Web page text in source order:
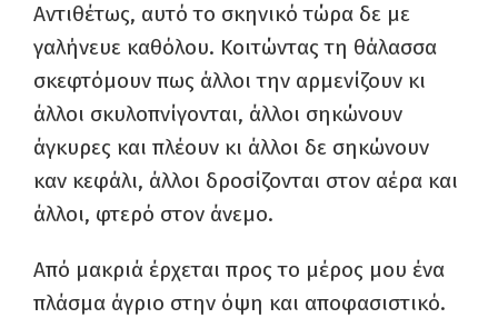
Αντιθέτως, αυτό το σκηνικό τώρα δε με
γαλήνευε καθόλου. Κοιτώντας τη θάλασσα
σκεφτόμουν πως άλλοι την αρμενίζουν κι
άλλοι σκυλοπνίγονται, άλλοι σηκώνουν
άγκυρες και πλέουν κι άλλοι δε σηκώνουν
καν κεφάλι, άλλοι δροσίζονται στον αέρα και
άλλοι, φτερό στον άνεμο.
Από μακριά έρχεται προς το μέρος μου ένα
πλάσμα άγριο στην όψη και αποφασιστικό.